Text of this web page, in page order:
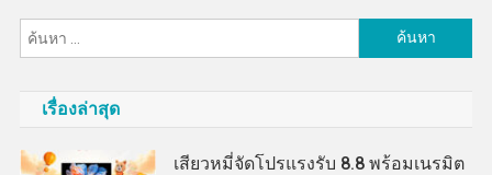
สำหรับ:
เรื่องล่าสุด
เสียวหมี่จัดโปรแรงรับ 8.8 พร้อมเนรมิต